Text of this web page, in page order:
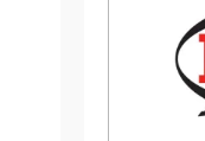
nahtlos